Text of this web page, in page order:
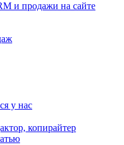
и продажи на сайте
у нас
копирайтер